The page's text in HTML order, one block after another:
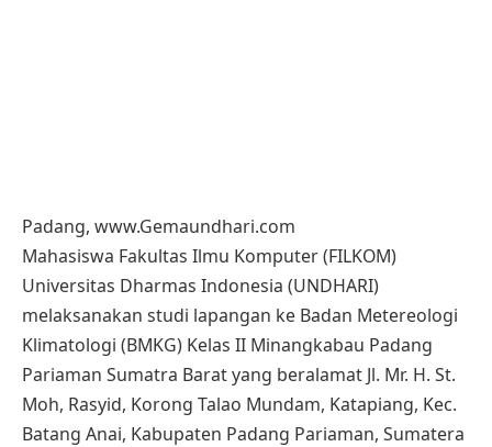
Padang, www.Gemaundhari.com
Mahasiswa Fakultas Ilmu Komputer (FILKOM)
Universitas Dharmas Indonesia (UNDHARI)
melaksanakan studi lapangan ke Badan Metereologi
Klimatologi (BMKG) Kelas II Minangkabau Padang
Pariaman Sumatra Barat yang beralamat Jl. Mr. H. St.
Moh, Rasyid, Korong Talao Mundam, Katapiang, Kec.
Batang Anai, Kabupaten Padang Pariaman, Sumatera